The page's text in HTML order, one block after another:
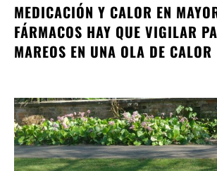
MEDICACIÓN Y CALOR EN
FÁRMACOS HAY QUE VIGILAR
MAREOS EN UNA OLA DE CALOR